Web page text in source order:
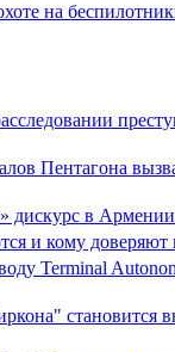
на
Пентагона
дискурс в
и кому доверяют
Terminal
становится